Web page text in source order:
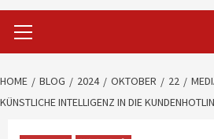
Menu
HOME BLOG 2024 OKTOBER 22
KÜNSTLICHE INTELLIGENZ IN DIE